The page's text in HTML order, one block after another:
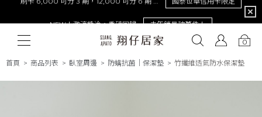
0
首頁 商品列表 臥室周邊 防螨抗菌│保潔墊 竹纖維透氣防水保潔墊